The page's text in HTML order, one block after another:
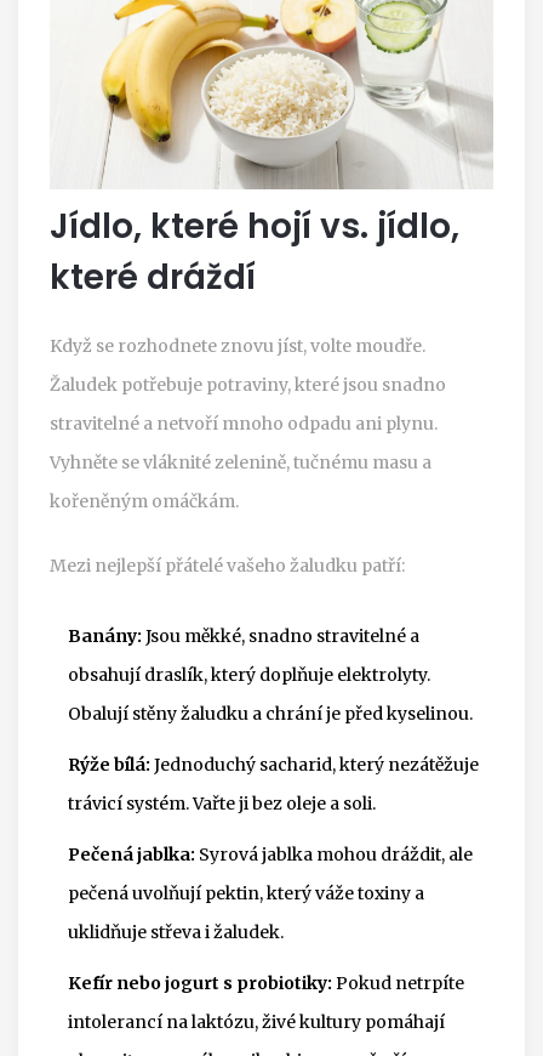
Jídlo, které hojí vs. jídlo,
které dráždí
Když se rozhodnete znovu jíst, volte moudře.
Žaludek potřebuje potraviny, které jsou snadno
stravitelné a netvoří mnoho odpadu ani plynu.
Vyhněte se vláknité zelenině, tučnému masu a
kořeněným omáčkám.
Mezi nejlepší přátelé vašeho žaludku patří:
Banány: Jsou měkké, snadno stravitelné a
obsahují draslík, který doplňuje elektrolyty.
Obalují stěny žaludku a chrání je před kyselinou.
Rýže bílá: Jednoduchý sacharid, který nezátěžuje
trávicí systém. Vařte ji bez oleje a soli.
Pečená jablka: Syrová jablka mohou dráždit, ale
pečená uvolňují pektin, který váže toxiny a
uklidňuje střeva i žaludek.
Kefír nebo jogurt s probiotiky: Pokud netrpíte
intolerancí na laktózu, živé kultury pomáhají